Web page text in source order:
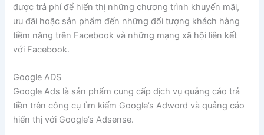
được trả phí để hiển thị những chương trình khuyến mãi,
ưu đãi hoặc sản phẩm đến những đối tượng khách hàng
tiềm năng trên Facebook và những mạng xã hội liên kết
với Facebook.
Google ADS
Google Ads là sản phẩm cung cấp dịch vụ quảng cáo trả
tiền trên công cụ tìm kiếm Google’s Adword và quảng cáo
hiển thị với Google’s Adsense.